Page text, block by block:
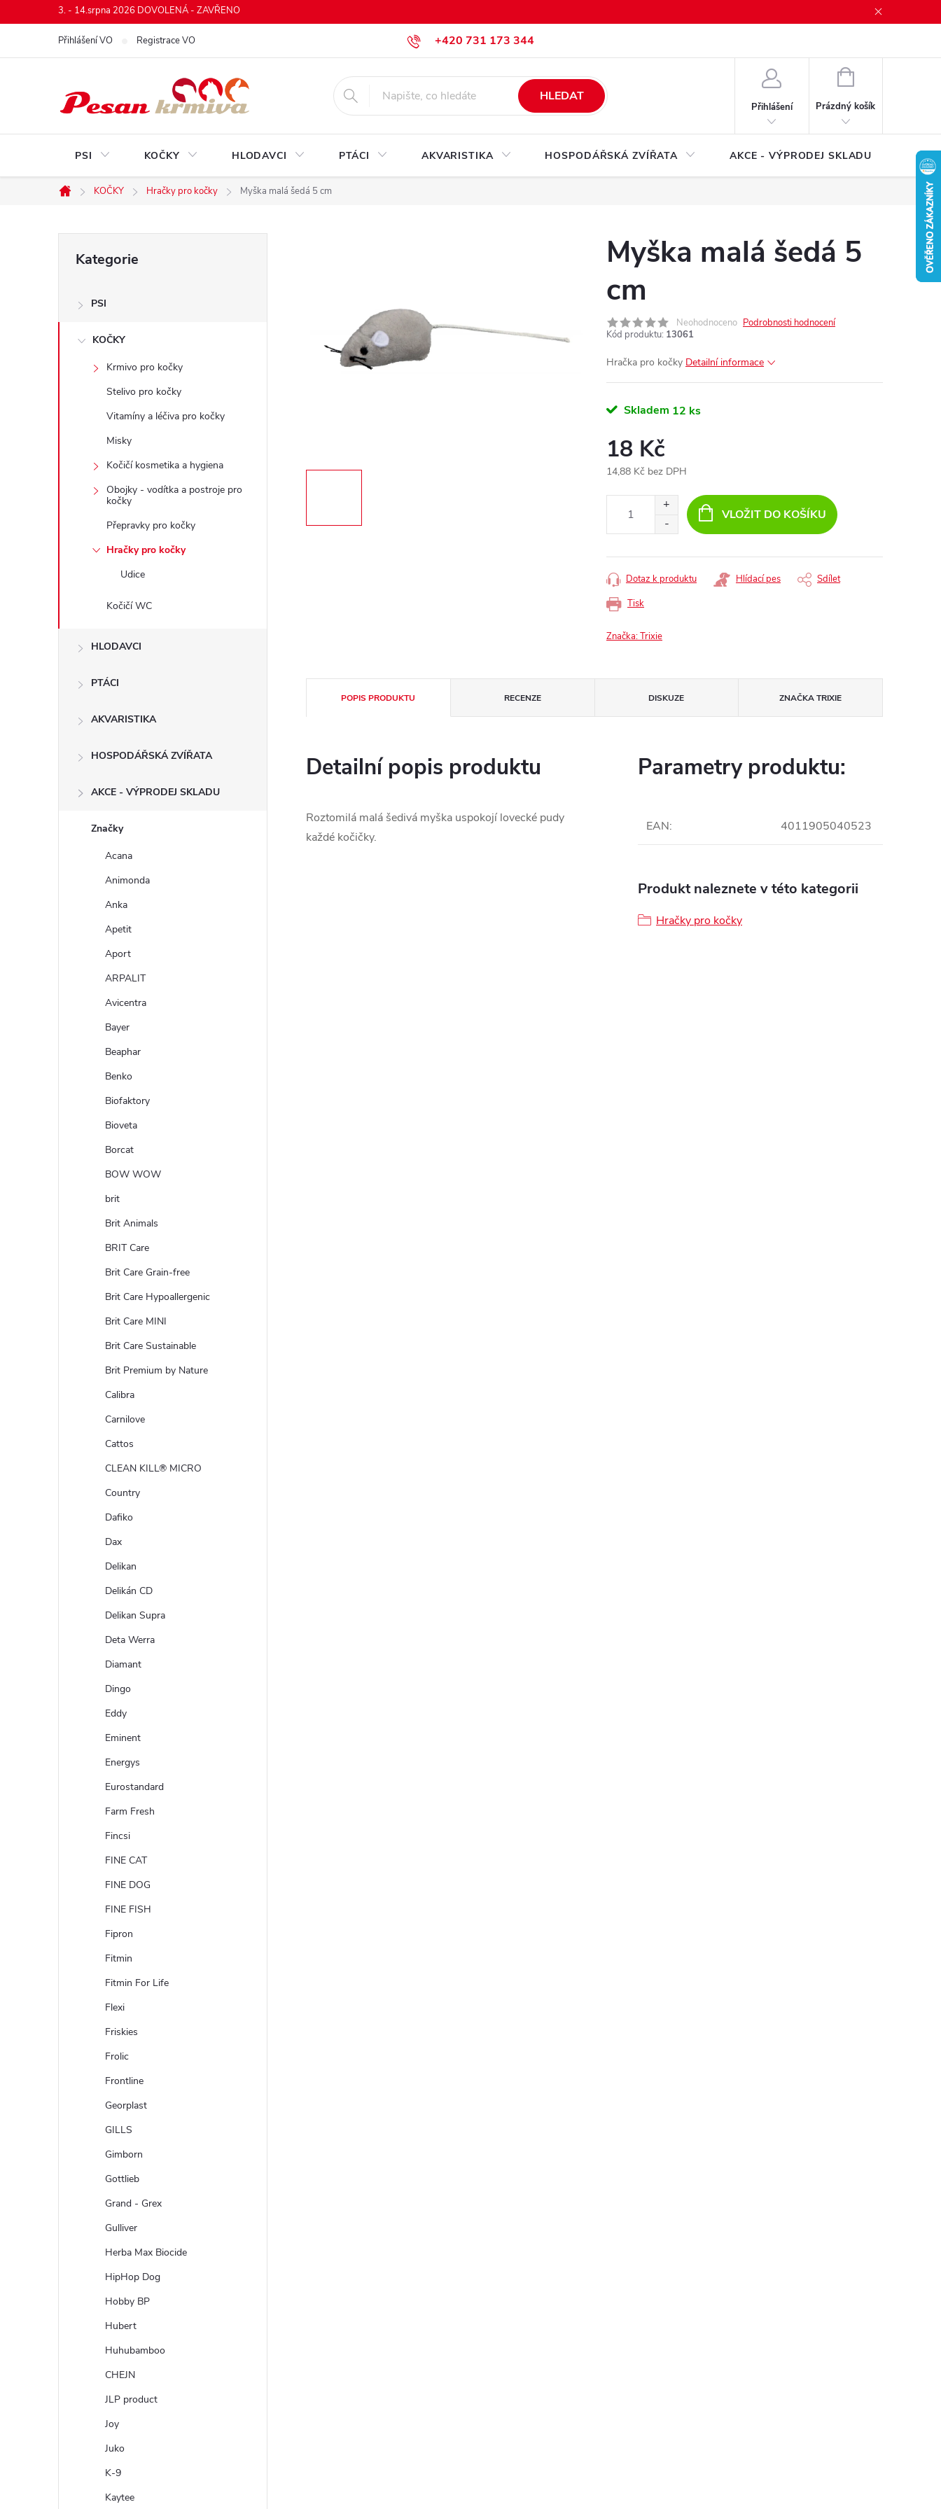
na
3. - 14.srpna 2026 DOVOLENÁ - ZAVŘENO
+420 731 173 344
krmiva@pesan-krmiva.cz
Přihlášení VO Registrace VO
HLEDAT
Přihlášení
NÁKUPNÍ
Prázdný košík
PSI KOČKY HLODAVCI PTÁCI AKVARISTIKA HOSPODÁŘSKÁ ZVÍŘATA AKCE - VÝPRODEJ SKLADU Značky
Domů
KOČKY Hračky pro kočky Myška malá šedá 5 cm
s
n
kategorie
Kategorie
PSI
KOČKY
Krmivo pro kočky
Stelivo pro kočky
Vitamíny a léčiva pro kočky
Misky
Kočičí kosmetika a hygiena
Obojky - vodítka a postroje pro
kočky
Přepravky pro kočky
Hračky pro kočky
Udice
Kočičí WC
HLODAVCI
PTÁCI
AKVARISTIKA
HOSPODÁŘSKÁ ZVÍŘATA
AKCE - VÝPRODEJ SKLADU
Značky
Acana
Animonda
Anka
Apetit
Aport
ARPALIT
Avicentra
Bayer
Beaphar
Benko
Biofaktory
Bioveta
Borcat
BOW WOW
brit
Brit Animals
BRIT Care
Brit Care Grain-free
Brit Care Hypoallergenic
Brit Care MINI
Brit Care Sustainable
Brit Premium by Nature
Calibra
Carnilove
Cattos
CLEAN KILL® MICRO
Country
Dafiko
Dax
Delikan
Delikán CD
Delikan Supra
Deta Werra
Diamant
Dingo
Eddy
Eminent
Energys
Eurostandard
Farm Fresh
Fincsi
FINE CAT
FINE DOG
FINE FISH
Fipron
Fitmin
Fitmin For Life
Flexi
Friskies
Frolic
Frontline
Georplast
GILLS
Gimborn
Gottlieb
Grand - Grex
Gulliver
Herba Max Biocide
HipHop Dog
Hobby BP
Hubert
Huhubamboo
CHEJN
JLP product
Joy
Juko
K-9
Kaytee
Myška malá šedá 5
cm
Neohodnoceno Podrobnosti hodnocení
Kód produktu: 13061
Hračka pro kočky Detailní informace
Skladem 12 ks
18 Kč
14,88 Kč bez DPH
VLOŽIT DO KOŠÍKU
Tisk
Dotaz k produktu Hlídací pes Sdílet
Značka:Trixie
POPIS PRODUKTU RECENZE DISKUZE ZNAČKATRIXIE
Detailní popis produktu
Roztomilá malá šedivá myška uspokojí lovecké pudy
každé kočičky.
Parametry produktu:
EAN: 4011905040523
Produkt naleznete v této kategorii
Hračky pro kočky